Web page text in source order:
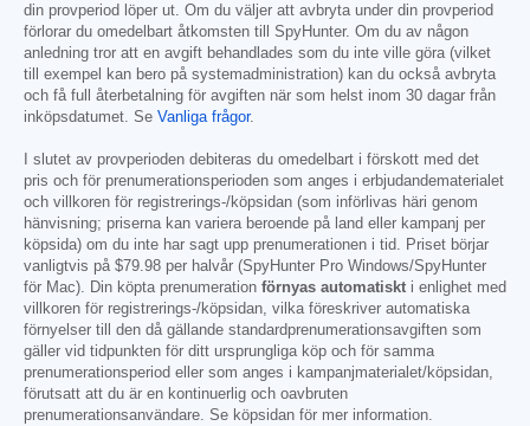
din provperiod löper ut. Om du väljer att avbryta under din provperiod
förlorar du omedelbart åtkomsten till SpyHunter. Om du av någon
anledning tror att en avgift behandlades som du inte ville göra (vilket
till exempel kan bero på systemadministration) kan du också avbryta
och få full återbetalning för avgiften när som helst inom 30 dagar från
inköpsdatumet. Se Vanliga frågor.
I slutet av provperioden debiteras du omedelbart i förskott med det
pris och för prenumerationsperioden som anges i erbjudandematerialet
och villkoren för registrerings-/köpsidan (som införlivas häri genom
hänvisning; priserna kan variera beroende på land eller kampanj per
köpsida) om du inte har sagt upp prenumerationen i tid. Priset börjar
vanligtvis på $79.98 per halvår (SpyHunter Pro Windows/SpyHunter
för Mac). Din köpta prenumeration förnyas automatiskt i enlighet med
villkoren för registrerings-/köpsidan, vilka föreskriver automatiska
förnyelser till den då gällande standardprenumerationsavgiften som
gäller vid tidpunkten för ditt ursprungliga köp och för samma
prenumerationsperiod eller som anges i kampanjmaterialet/köpsidan,
förutsatt att du är en kontinuerlig och oavbruten
prenumerationsanvändare. Se köpsidan för mer information.